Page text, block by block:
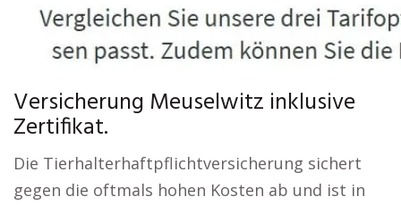
Versicherung Meuselwitz inklusive
Zertifikat.
Die Tierhalterhaftpflichtversicherung sichert
gegen die oftmals hohen Kosten ab und ist in